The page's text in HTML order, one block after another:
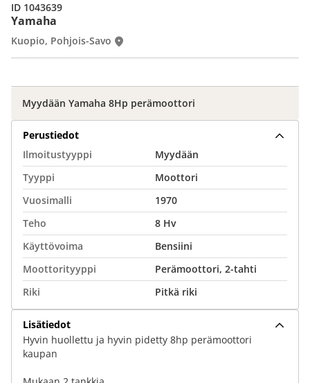
Yamaha
Kuopio, Pohjois-Savo
ID 1043639
Myydään Yamaha 8Hp perämoottori
Perustiedot
Ilmoitustyyppi
Myydään
Tyyppi
Moottori
Vuosimalli
1970
Teho
8 Hv
Käyttövoima
Bensiini
Moottorityyppi
Perämoottori, 2-tahti
Riki
Pitkä riki
Lisätiedot
Hyvin huollettu ja hyvin pidetty 8hp perämoottori
kaupan